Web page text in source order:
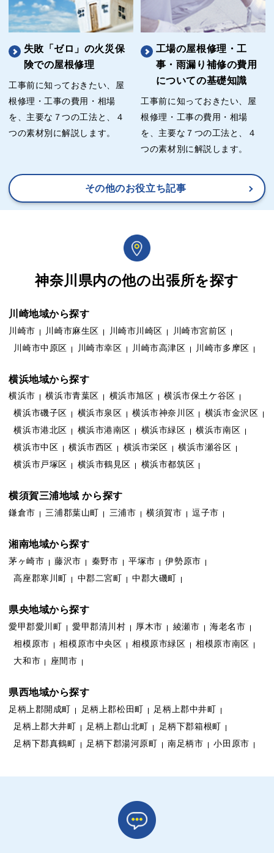
失敗「ゼロ」の火災保
険での屋根修理
工事前に知っておきたい、屋
根修理・工事の費用・相場
を、主要な７つの工法と、４
つの素材別に解説します。
工場の屋根修理・工
事・雨漏り補修の費用
についての基礎知識
工事前に知っておきたい、屋
根修理・工事の費用・相場
を、主要な７つの工法と、４
つの素材別に解説します。
その他のお役立ち記事
神奈川県内の他の出張所を探す
川崎地域から探す
川崎市 川崎市麻生区 川崎市川崎区
川崎市宮前区
川崎市中原区
川崎市幸区 川崎市高津区 川崎市多摩区
横浜地域から探す
横浜市 横浜市青葉区 横浜市旭区
横浜市保土ケ谷区
横浜市磯子区
横浜市泉区 横浜市神奈川区
横浜市金沢区
横浜市港北区
横浜市港南区 横浜市緑区
横浜市南区
横浜市中区
横浜市西区 横浜市栄区
横浜市瀬谷区
横浜市戸塚区
横浜市鶴見区 横浜市都筑区
横須賀三浦地域 から探す
鎌倉市 三浦郡葉山町 三浦市 横須賀市 逗子市
湘南地域から探す
茅ヶ崎市 藤沢市 秦野市 平塚市
伊勢原市
高座郡寒川町
中郡二宮町 中郡大磯町
県央地域から探す
愛甲郡愛川町 愛甲郡清川村 厚木市 綾瀬市
海老名市
相模原市
相模原市中央区 相模原市緑区
相模原市南区
大和市
座間市
県西地域から探す
足柄上郡開成町 足柄上郡松田町
足柄上郡中井町
足柄上郡大井町
足柄上郡山北町
足柄下郡箱根町
足柄下郡真鶴町
足柄下郡湯河原町 南足柄市 小田原市